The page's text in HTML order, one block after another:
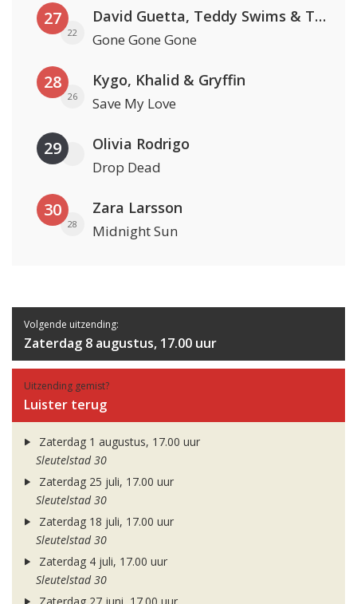
27
22
David Guetta, Teddy Swims & Tones And I
Gone Gone Gone
28
26
Kygo, Khalid & Gryffin
Save My Love
29 Olivia Rodrigo
Drop Dead
30
28
Zara Larsson
Midnight Sun
Volgende uitzending:
Zaterdag 8 augustus, 17.00 uur
Uitzending gemist?
Luister terug
Zaterdag 1 augustus, 17.00 uur
Sleutelstad 30
Zaterdag 25 juli, 17.00 uur
Sleutelstad 30
Zaterdag 18 juli, 17.00 uur
Sleutelstad 30
Zaterdag 4 juli, 17.00 uur
Sleutelstad 30